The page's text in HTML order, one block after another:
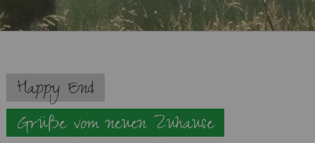
Navigation
überspringen
Happy End
Grüße vom neuen Zuhause